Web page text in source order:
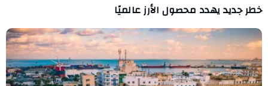
خطر جديد يهدد محصول الأرز عالميًا